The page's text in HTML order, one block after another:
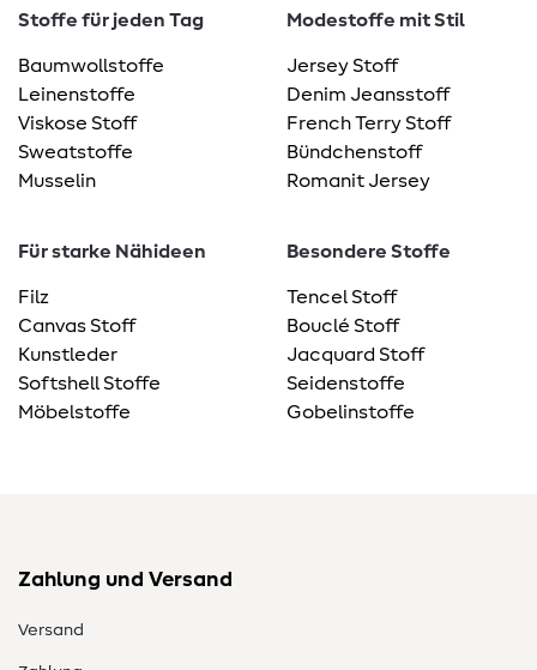
Stoffe für jeden Tag
Baumwollstoffe
Leinenstoffe
Viskose Stoff
Sweatstoffe
Musselin
Modestoffe mit Stil
Jersey Stoff
Denim Jeansstoff
French Terry Stoff
Bündchenstoff
Romanit Jersey
Für starke Nähideen
Filz
Canvas Stoff
Kunstleder
Softshell Stoffe
Möbelstoffe
Besondere Stoffe
Tencel Stoff
Bouclé Stoff
Jacquard Stoff
Seidenstoffe
Gobelinstoffe
Zahlung und Versand
Versand